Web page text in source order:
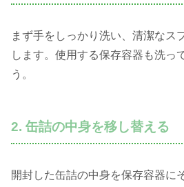
まず手をしっかり洗い、清潔なス
します。使用する保存容器も洗っ
う。
2. 缶詰の中身を移し替える
開封した缶詰の中身を保存容器に